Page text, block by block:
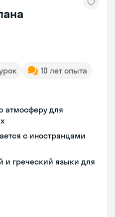
10 лет опыта
атмосферу для
с иностранцами
и греческий языки для